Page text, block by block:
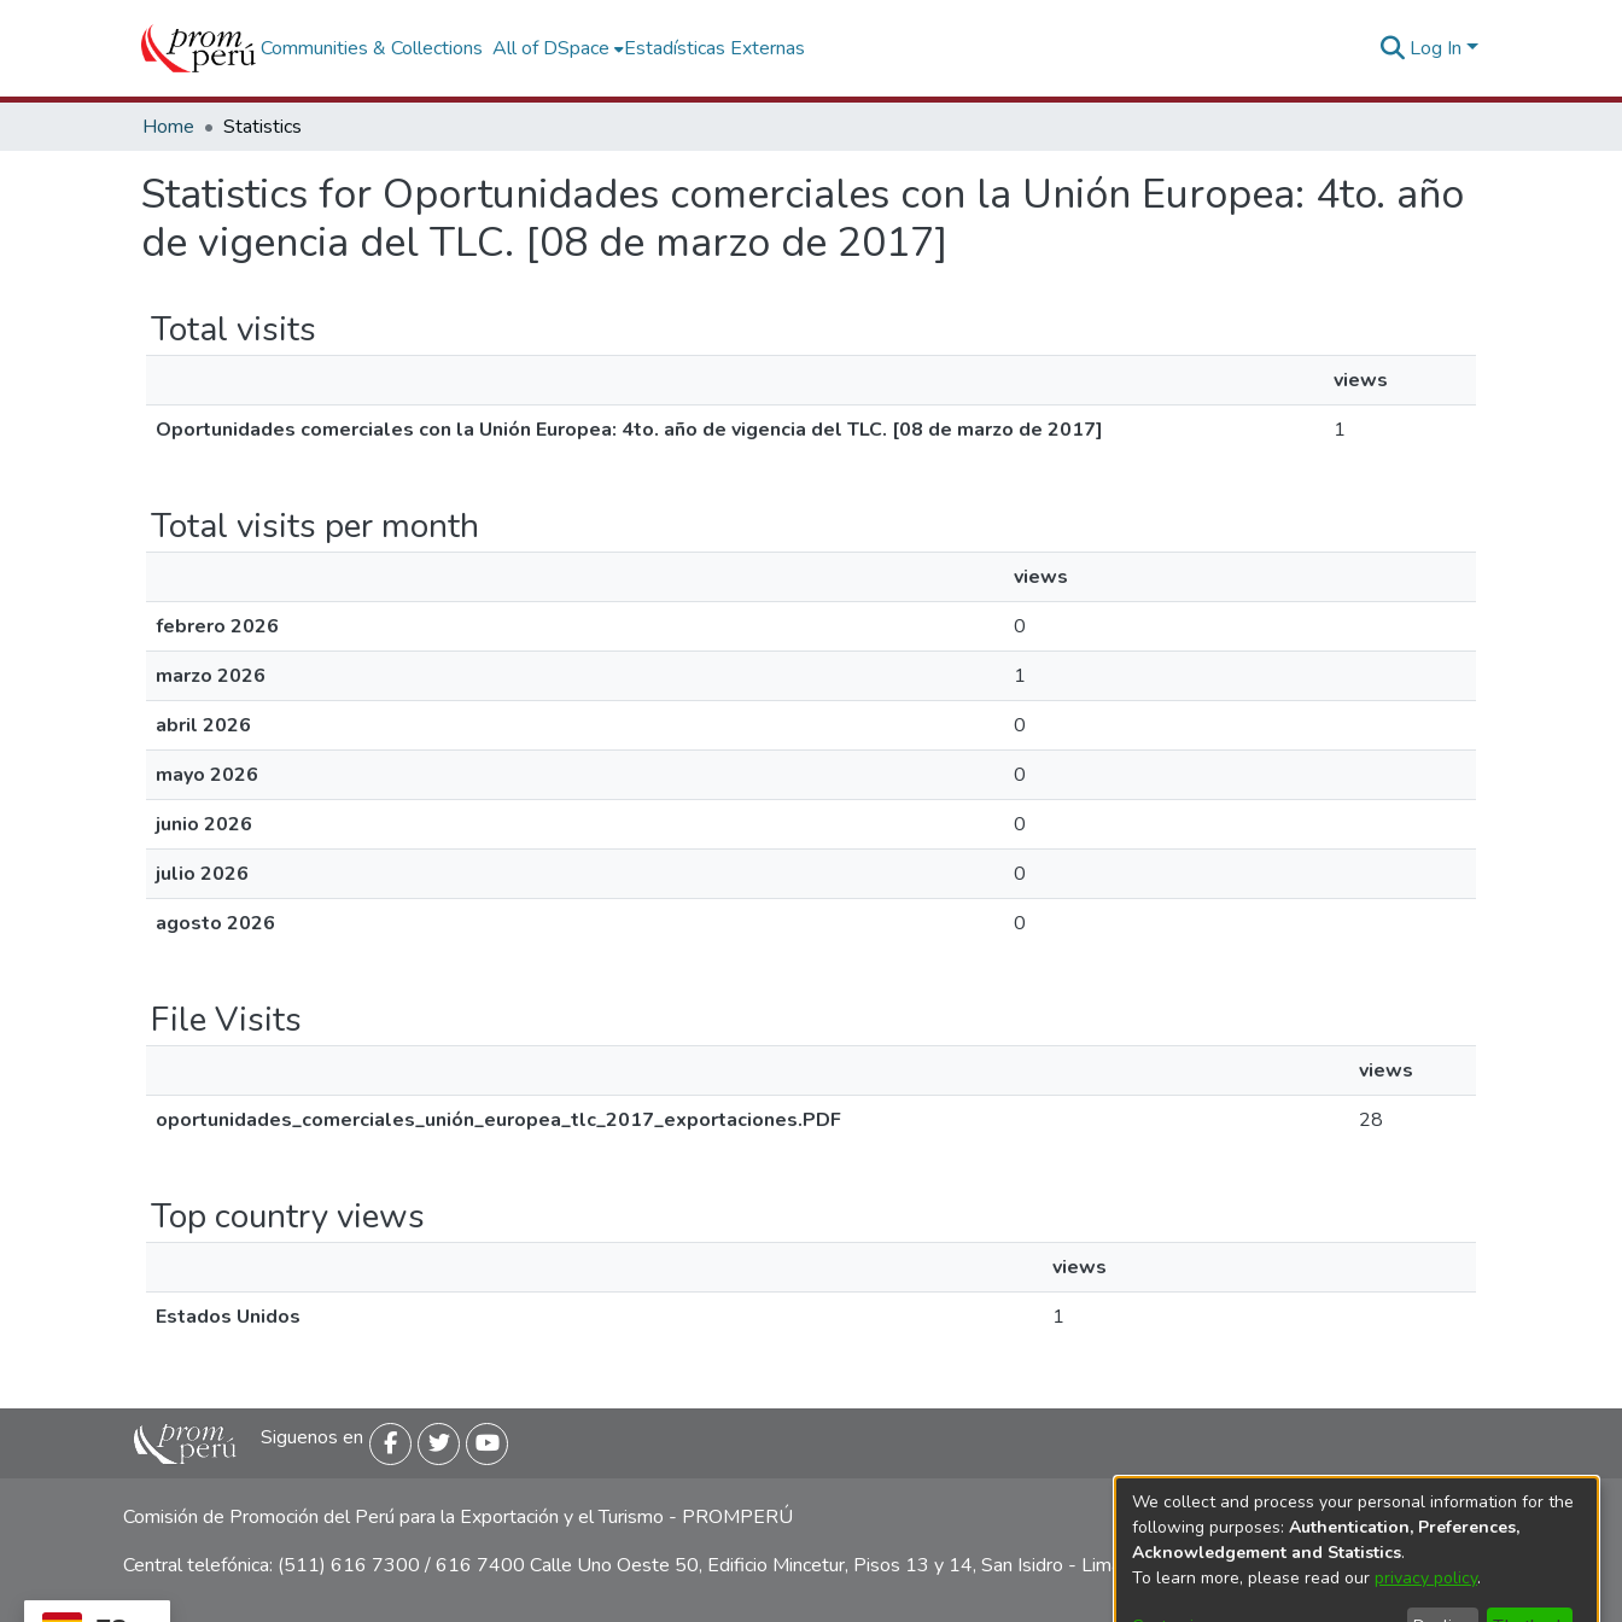
Communities & Collections All of DSpace Estadísticas Externas Log In
Home Statistics
Statistics for Oportunidades comerciales con la Unión Europea: 4to. año
de vigencia del TLC. [08 de marzo de 2017]
Total visits
views
Oportunidades comerciales con la Unión Europea: 4to. año de vigencia del TLC. [08 de marzo de 2017]
1
Total visits per month
views
febrero 2026
0
marzo 2026
1
abril 2026
0
mayo 2026
0
junio 2026
0
julio 2026
0
agosto 2026
0
File Visits
views
oportunidades_comerciales_unión_europea_tlc_2017_exportaciones.PDF
28
Top country views
views
Estados Unidos
1
Siguenos en
Comisión de Promoción del Perú para la Exportación y el Turismo - PROMPERÚ
Central telefónica: (511) 616 7300 / 616 7400 Calle Uno Oeste 50, Edificio Mincetur, Pisos 13 y 14, San Isidro - Lima
We collect and process your personal information for the
following purposes: Authentication, Preferences,
Acknowledgement and Statistics.
To learn more, please read our privacy policy.